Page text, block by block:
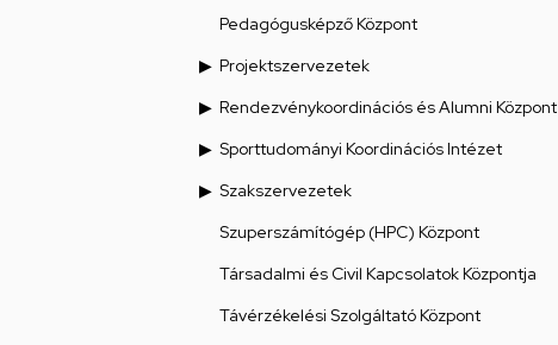
Pedagógusképző Központ
Projektszervezetek
Rendezvénykoordinációs és Alumni Központ
Sporttudományi Koordinációs Intézet
Szakszervezetek
Szuperszámítógép (HPC) Központ
Társadalmi és Civil Kapcsolatok Központja
Távérzékelési Szolgáltató Központ